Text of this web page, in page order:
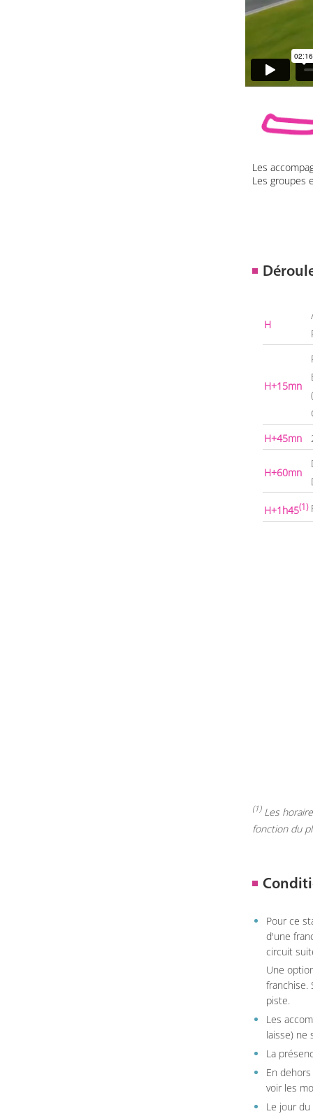
H
H+15mn
H+45mn
H+60mn
H+1h45(1)
(1)Les
fonction du
Pour ce
d'une
circuit
Une
franchise.
piste.
Les
laisse) ne
La
En
voir les
Le jour
Les
Les groupes